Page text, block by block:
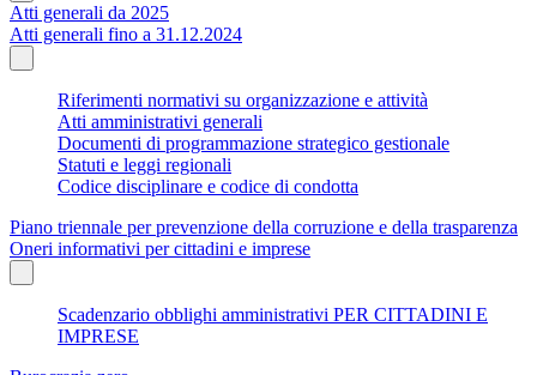
Atti generali da 2025
Atti generali fino a 31.12.2024
Riferimenti normativi su organizzazione e attività
Atti amministrativi generali
Documenti di programmazione strategico gestionale
Statuti e leggi regionali
Codice disciplinare e codice di condotta
Piano triennale per prevenzione della corruzione e della trasparenza
Oneri informativi per cittadini e imprese
Scadenzario obblighi amministrativi PER CITTADINI E
IMPRESE